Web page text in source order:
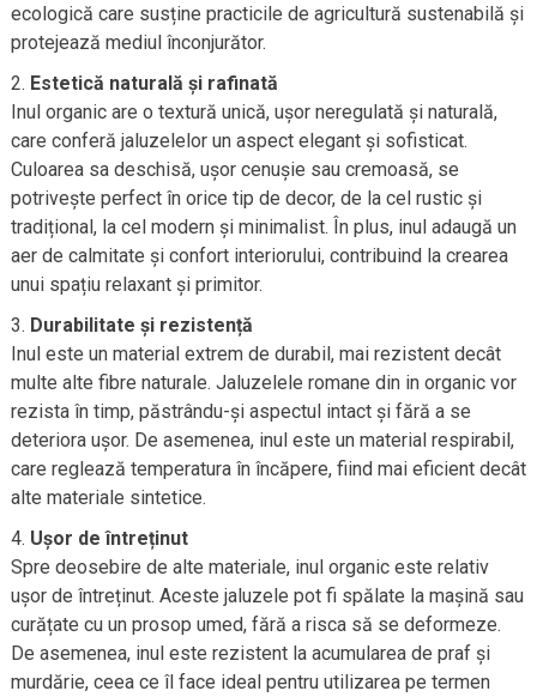
ecologică care susține practicile de agricultură sustenabilă și
protejează mediul înconjurător.
Estetică naturală și rafinată
Inul organic are o textură unică, ușor neregulată și naturală,
care conferă jaluzelelor un aspect elegant și sofisticat.
Culoarea sa deschisă, ușor cenușie sau cremoasă, se
potrivește perfect în orice tip de decor, de la cel rustic și
tradițional, la cel modern și minimalist. În plus, inul adaugă un
aer de calmitate și confort interiorului, contribuind la crearea
unui spațiu relaxant și primitor.
Durabilitate și rezistență
Inul este un material extrem de durabil, mai rezistent decât
multe alte fibre naturale. Jaluzelele romane din in organic vor
rezista în timp, păstrându-și aspectul intact și fără a se
deteriora ușor. De asemenea, inul este un material respirabil,
care reglează temperatura în încăpere, fiind mai eficient decât
alte materiale sintetice.
Ușor de întreținut
Spre deosebire de alte materiale, inul organic este relativ
ușor de întreținut. Aceste jaluzele pot fi spălate la mașină sau
curățate cu un prosop umed, fără a risca să se deformeze.
De asemenea, inul este rezistent la acumularea de praf și
murdărie, ceea ce îl face ideal pentru utilizarea pe termen